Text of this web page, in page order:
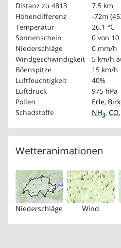
Distanz zu 4813
7.5 km
Höhendifferenz
-72m
Temperatur
26.1 °C
Sonnenschein
0 von
Niederschläge
0 mm/h
Windgeschwindigkeit
5 km/h
Böenspitze
15 km/h
Luftfeuchtigkeit
40%
Luftdruck
975 hPa
Pollen
Erle,
Schadstoffe
NH3, CO,
Wetteranimationen
Niederschläge Wind